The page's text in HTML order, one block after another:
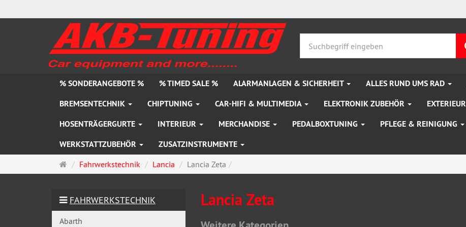
% SONDERANGEBOTE % % TIMED SALE % ALARMANLAGEN & SICHERHEIT ALLES RUND UMS RAD
BREMSENTECHNIK
CHIPTUNING CAR-HIFI & MULTIMEDIA ELEKTRONIK ZUBEHÖR EXTERIEUR
HOSENTRÄGERGURTE
INTERIEUR MERCHANDISE PEDALBOXTUNING PFLEGE & REINIGUNG
WERKSTATTZUBEHÖR
ZUSATZINSTRUMENTE
Startseite
Fahrwerkstechnik Lancia Lancia Zeta
Lancia Zeta
FAHRWERKSTECHNIK
Abarth